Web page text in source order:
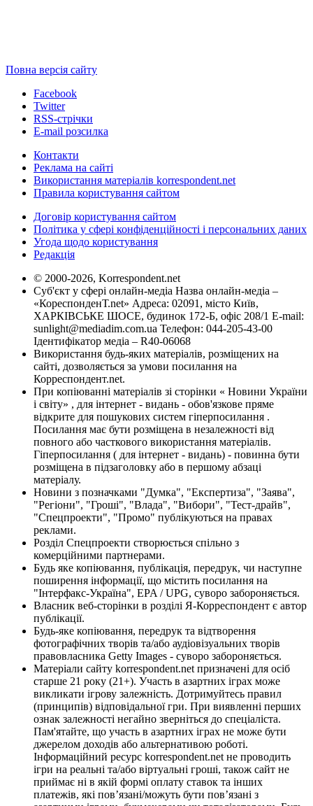
Повна версія сайту
Facebook
Twitter
RSS-стрічки
E-mail розсилка
Контакти
Реклама на сайті
Використання матеріалів korrespondent.net
Правила користування сайтом
Договір користування сайтом
Політика у сфері конфіденційності і персональних даних
Угода щодо користування
Редакція
© 2000-2026, Korrespondent.net
Суб'єкт у сфері онлайн-медіа Назва онлайн-медіа –
«КореспонденТ.net» Адреса: 02091, місто Київ,
ХАРКІВСЬКЕ ШОСЕ, будинок 172-Б, офіс 208/1 E-mail:
sunlight@mediadim.com.ua Телефон: 044-205-43-00
Ідентифікатор медіа – R40-06068
Використання будь-яких матеріалів, розміщених на
сайті, дозволяється за умови посилання на
Корреспондент.net.
При копіюванні матеріалів зі сторінки « Новини України
і світу» , для інтернет - видань - обов'язкове пряме
відкрите для пошукових систем гіперпосилання .
Посилання має бути розміщена в незалежності від
повного або часткового використання матеріалів.
Гіперпосилання ( для інтернет - видань) - повинна бути
розміщена в підзаголовку або в першому абзаці
матеріалу.
Новини з позначками "Думка", "Експертиза", "Заява",
"Регіони", "Гроші", "Влада", "Вибори", "Тест-драйв",
"Спецпроекти", "Промо" публікуються на правах
реклами.
Розділ Спецпроекти створюється спільно з
комерційними партнерами.
Будь яке копіювання, публікація, передрук, чи наступне
поширення інформації, що містить посилання на
"Інтерфакс-Україна", EPA / UPG, суворо забороняється.
Власник веб-сторінки в розділі Я-Корреспондент є автор
публікації.
Будь-яке копіювання, передрук та відтворення
фотографічних творів та/або аудіовізуальних творів
правовласника Getty Images - суворо забороняється.
Матеріали сайту korrespondent.net призначені для осіб
старше 21 року (21+). Участь в азартних іграх може
викликати ігрову залежність. Дотримуйтесь правил
(принципів) відповідальної гри. При виявленні перших
ознак залежності негайно зверніться до спеціаліста.
Пам'ятайте, що участь в азартних іграх не може бути
джерелом доходів або альтернативою роботі.
Інформаційний ресурс korrespondent.net не проводить
ігри на реальні та/або віртуальні гроші, також сайт не
приймає ні в якій формі оплату ставок та інших
платежів, які пов’язані/можуть бути пов’язані з